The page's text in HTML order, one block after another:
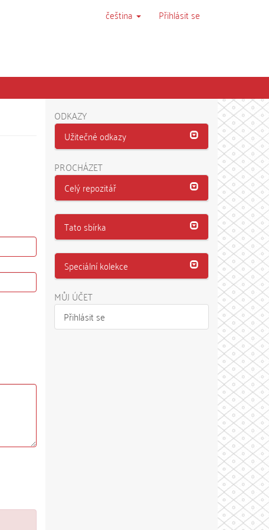
čeština Přihlásit se
ODKAZY
Užitečné odkazy
PROCHÁZET
Celý repozitář
Tato sbírka
Speciální kolekce
MŮJ ÚČET
Přihlásit se